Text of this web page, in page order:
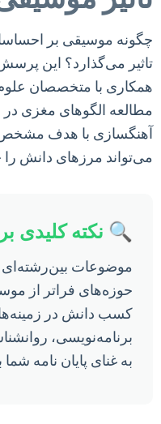
چگونه موسیقی بر
تاثیر می‌گذارد؟ این
همکاری با متخصصان
مطالعه الگوهای مغزی
آهنگسازی با هدف مشخص
می‌تواند مرزهای دانش را
🔍 نکته کلیدی
موضوعات بین‌رشته‌ای
حوزه‌های فراتر از
کسب دانش در
برنامه‌نویسی،
به غنای پایان نامه شما